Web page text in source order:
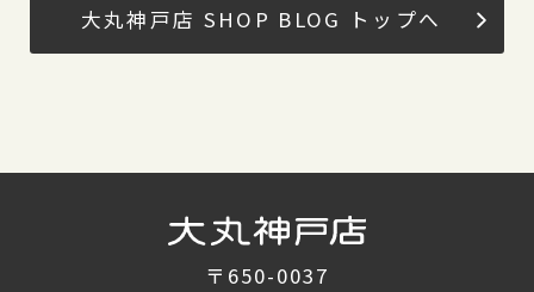
大丸神戸店 SHOP BLOG トップへ
〒650-0037